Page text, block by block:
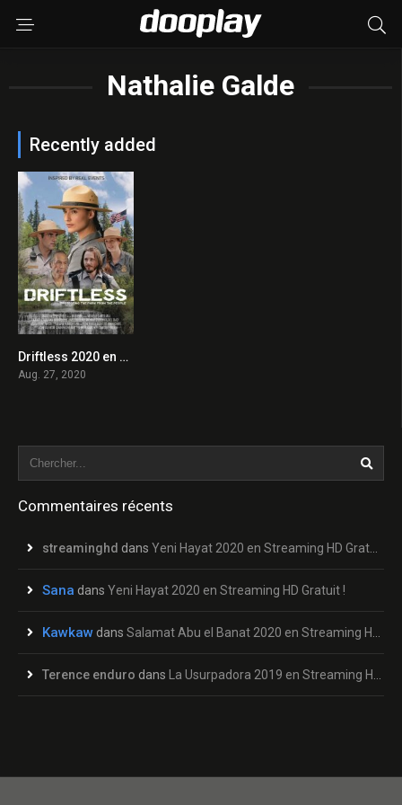
Nathalie Galde
Recently added
0
Driftless 2020 en Streaming HD Gratuit !
Aug. 27, 2020
Commentaires récents
streaminghd dans Yeni Hayat 2020 en Streaming HD Gratuit !
Sana dans Yeni Hayat 2020 en Streaming HD Gratuit !
Kawkaw dans Salamat Abu el Banat 2020 en Streaming HD Gratuit !
Terence enduro dans La Usurpadora 2019 en Streaming HD Gratuit !